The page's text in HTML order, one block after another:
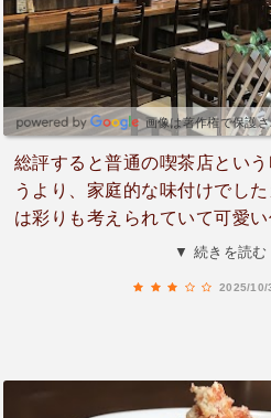
画像は著作権で保護
総評すると普通の喫茶店とい
うより、家庭的な味付けでし
は彩りも考えられていて可愛
お店の人参？のドレッシング
ので、案外ちょうど良かった
や女性向け、軽く食べたい人
▼ 続きを読む
2025/10/